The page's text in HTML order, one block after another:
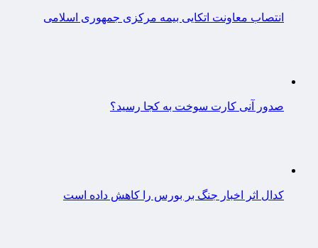
انتصاب معاونت اتکایی بیمه مرکزی جمهوری اسلامی
صدور آنی کارت سوخت به کجا رسید؟
کدال اثر اخبار جنگ بر بورس را کاهش داده است